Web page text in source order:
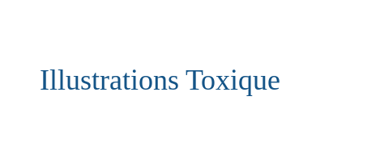
Illustrations Toxique